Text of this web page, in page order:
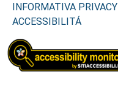
INFORMATIVA PRIVACY
ACCESSIBILITÁ